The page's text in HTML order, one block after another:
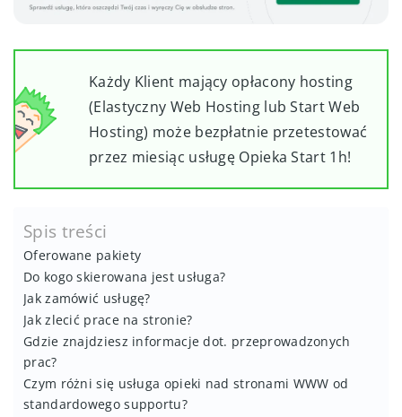
Każdy Klient mający opłacony hosting
(Elastyczny Web Hosting lub Start Web
Hosting) może bezpłatnie przetestować
przez miesiąc usługę Opieka Start 1h!
Spis treści
Oferowane pakiety
Do kogo skierowana jest usługa?
Jak zamówić usługę?
Jak zlecić prace na stronie?
Gdzie znajdziesz informacje dot. przeprowadzonych
prac?
Czym różni się usługa opieki nad stronami WWW od
standardowego supportu?